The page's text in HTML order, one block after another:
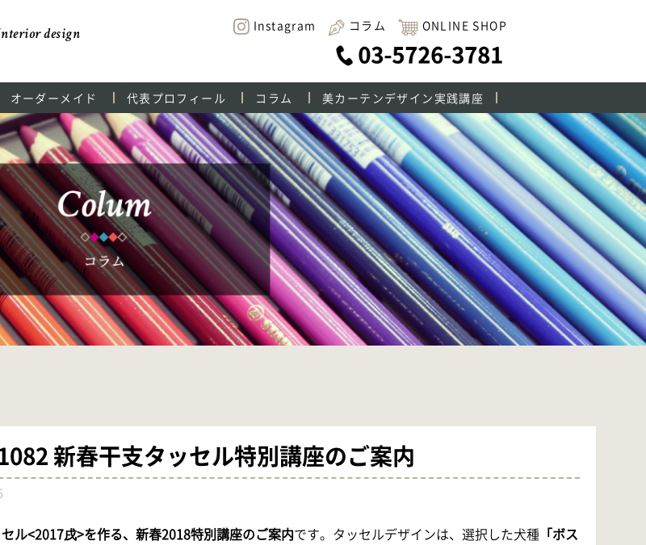
design
Instagram コラム ONLINE SHOP
オーダーメイド 代表プロフィール コラム 美カーテンデザイン実践講座
新春干支タッセル特別講座のご案内
ル<2017戌>を作る、新春2018特別講座のご案内です。タッセルデザインは、選択した犬種 「ボス